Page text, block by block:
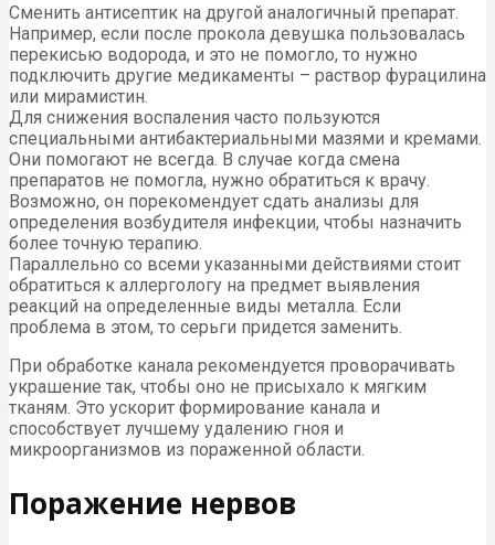
Сменить антисептик на другой аналогичный препарат.
Например, если после прокола девушка пользовалась
перекисью водорода, и это не помогло, то нужно
подключить другие медикаменты – раствор фурацилина
или мирамистин.
Для снижения воспаления часто пользуются
специальными антибактериальными мазями и кремами.
Они помогают не всегда. В случае когда смена
препаратов не помогла, нужно обратиться к врачу.
Возможно, он порекомендует сдать анализы для
определения возбудителя инфекции, чтобы назначить
более точную терапию.
Параллельно со всеми указанными действиями стоит
обратиться к аллергологу на предмет выявления
реакций на определенные виды металла. Если
проблема в этом, то серьги придется заменить.
При обработке канала рекомендуется проворачивать
украшение так, чтобы оно не присыхало к мягким
тканям. Это ускорит формирование канала и
способствует лучшему удалению гноя и
микроорганизмов из пораженной области.
Поражение нервов